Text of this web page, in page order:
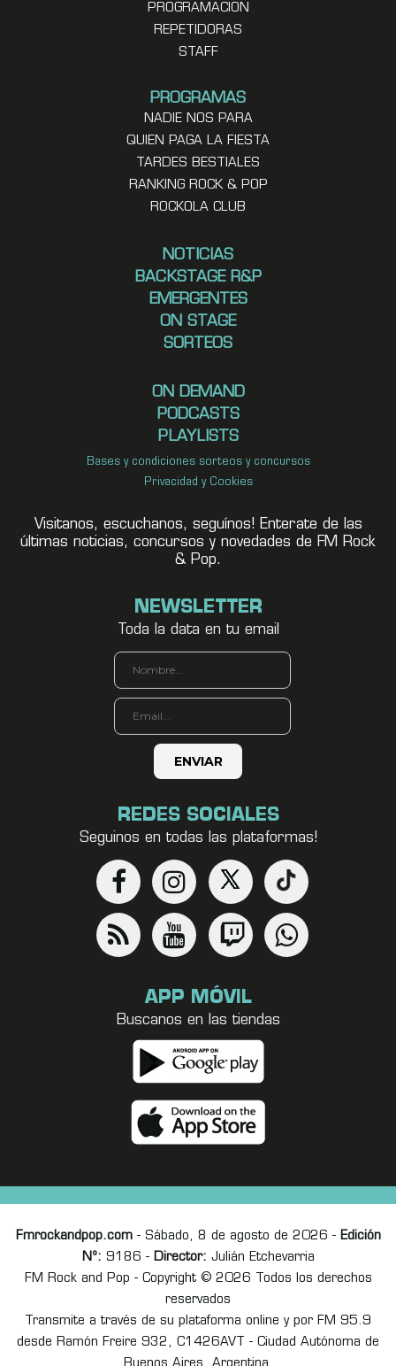
PROGRAMACION
REPETIDORAS
STAFF
PROGRAMAS
NADIE NOS PARA
QUIEN PAGA LA FIESTA
TARDES BESTIALES
RANKING ROCK & POP
ROCKOLA CLUB
NOTICIAS
BACKSTAGE R&P
EMERGENTES
ON STAGE
SORTEOS
ON DEMAND
PODCASTS
PLAYLISTS
Bases y condiciones sorteos y concursos
Privacidad y Cookies
Visitanos, escuchanos, seguínos! Enterate de las
últimas noticias, concursos y novedades de FM Rock
& Pop.
NEWSLETTER
Toda la data en tu email
REDES SOCIALES
Seguinos en todas las plataformas!
APP MÓVIL
Buscanos en las tiendas
Fmrockandpop.com- Sábado, 8 de agosto de 2026 - Edición
Nº: 9186 - Director: Julián Etchevarria
FM Rock and Pop - Copyright © 2026 Todos los derechos
reservados
Transmite a través de su plataforma online y por FM 95.9
desde Ramón Freire 932, C1426AVT - Ciudad Autónoma de